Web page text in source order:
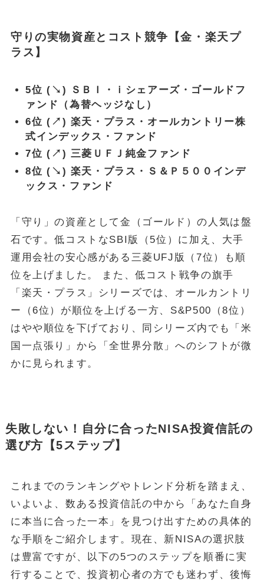
守りの実物資産とコスト競争【金・楽天プ
ラス】
5位 (↘) ＳＢＩ・ｉシェアーズ・ゴールドフ
ァンド（為替ヘッジなし）
6位 (↗) 楽天・プラス・オールカントリー株
式インデックス・ファンド
7位 (↗) 三菱ＵＦＪ純金ファンド
8位 (↘) 楽天・プラス・Ｓ＆Ｐ５００インデ
ックス・ファンド
「守り」の資産として金（ゴールド）の人気は盤
石です。低コストなSBI版（5位）に加え、大手
運用会社の安心感がある三菱UFJ版（7位）も順
位を上げました。 また、低コスト戦争の旗手
「楽天・プラス」シリーズでは、オールカントリ
ー（6位）が順位を上げる一方、S&P500（8位）
はやや順位を下げており、同シリーズ内でも「米
国一点張り」から「全世界分散」へのシフトが微
かに見られます。
失敗しない！自分に合ったNISA投資信託の
選び方【5ステップ】
これまでのランキングやトレンド分析を踏まえ、
いよいよ、数ある投資信託の中から「あなた自身
に本当に合った一本」を見つけ出すための具体的
な手順をご紹介します。現在、新NISAの選択肢
は豊富ですが、以下の5つのステップを順番に実
行することで、投資初心者の方でも迷わず、後悔